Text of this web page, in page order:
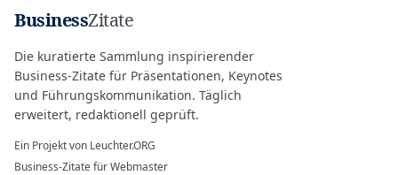
BusinessZitate
Die kuratierte Sammlung inspirierender
Business-Zitate für Präsentationen, Keynotes
und Führungskommunikation. Täglich
erweitert, redaktionell geprüft.
Ein Projekt von Leuchter.ORG
Business-Zitate für Webmaster